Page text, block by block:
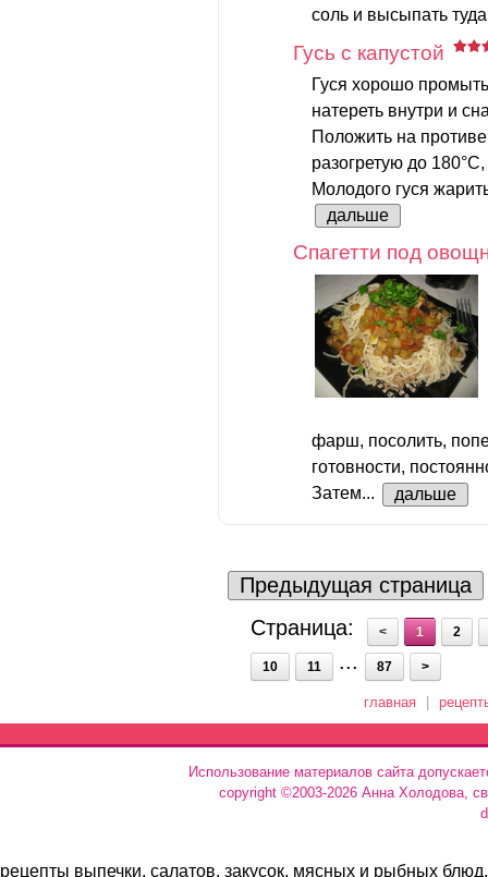
соль и высыпать
Гусь с капустой
Гуся хорошо
натереть внутри и
Положить на
разогретую до
Молодого гуся
дальше
Спагетти под
фарш, посолить,
готовности,
Затем...
дальше
Предыдущая страница
Страница:
< 1 2
10 11 ... 87 >
главная
Использование материалов сайта
copyright ©2003-2026 Анна Холодова,
рецепты выпечки, салатов, закусок, мясных и рыбных